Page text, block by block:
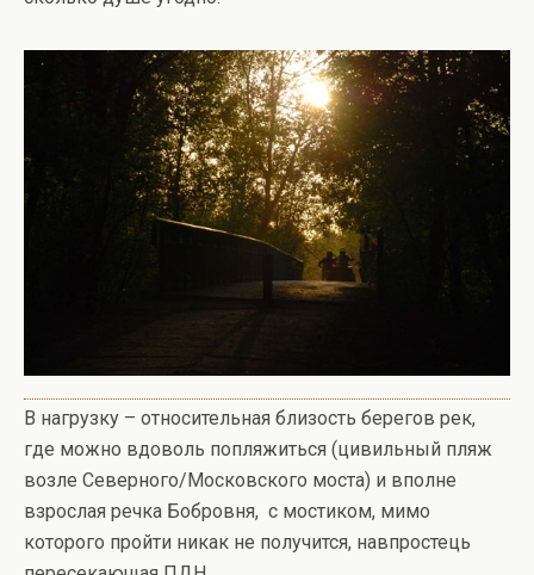
В нагрузку – относительная близость берегов рек,
где можно вдоволь попляжиться (цивильный пляж
возле Северного/Московского моста) и вполне
взрослая речка Бобровня, с мостиком, мимо
которого пройти никак не получится, навпростець